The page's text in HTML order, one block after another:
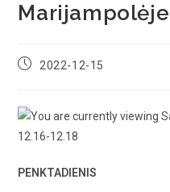
Marijampolėje
2022-12-15
PENKTADIENIS